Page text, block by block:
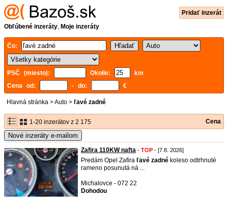
Pridať inzerát
Obľúbené inzeráty, Moje inzeráty
Čo:
PSČ (miesto): Okolie:
km
Cena od:
- do: €
Hlavná stránka >Auto > ľavé zadné
1-20 inzerátov z 2 175 Cena
Nové inzeráty e-mailom
Zafira 110KW nafta - TOP - [7.8. 2026]
Predám Opel Zafira ľavé zadné koleso odtrhnuté
rameno posunutá ná ...
Michalovce - 072 22
Dohodou